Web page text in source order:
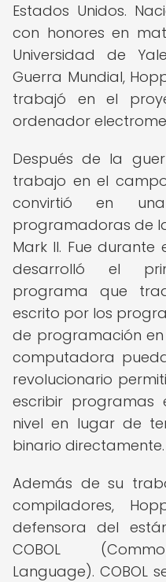
Estados Unidos.
con honores en
Universidad de
Guerra Mundial,
trabajó en el
ordenador
Después de la
trabajo en el
convirtió en
programadoras de
Mark II. Fue
desarrolló el
programa que
escrito por los
de programación
computadora
revolucionario
escribir
nivel en lugar de
binario directamente.
Además de su
compiladores,
defensora del
COBOL
Language). COBOL